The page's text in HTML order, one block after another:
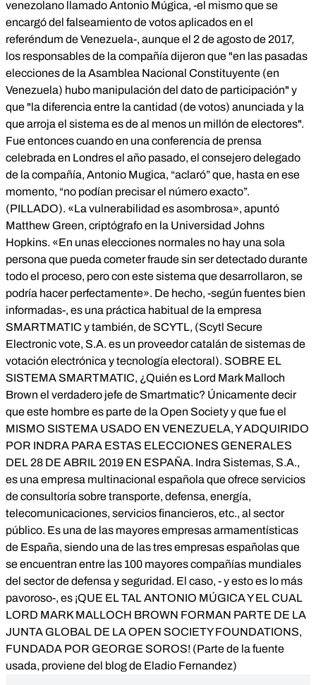
venezolano llamado Antonio Múgica, -el mismo que se
encargó del falseamiento de votos aplicados en el
referéndum de Venezuela-, aunque el 2 de agosto de 2017,
los responsables de la compañía dijeron que "en las pasadas
elecciones de la Asamblea Nacional Constituyente (en
Venezuela) hubo manipulación del dato de participación" y
que "la diferencia entre la cantidad (de votos) anunciada y la
que arroja el sistema es de al menos un millón de electores".
Fue entonces cuando en una conferencia de prensa
celebrada en Londres el año pasado, el consejero delegado
de la compañía, Antonio Mugica, “aclaró” que, hasta en ese
momento, “no podían precisar el número exacto”.
(PILLADO). «La vulnerabilidad es asombrosa», apuntó
Matthew Green, criptógrafo en la Universidad Johns
Hopkins. «En unas elecciones normales no hay una sola
persona que pueda cometer fraude sin ser detectado durante
todo el proceso, pero con este sistema que desarrollaron, se
podría hacer perfectamente». De hecho, -según fuentes bien
informadas-, es una práctica habitual de la empresa
SMARTMATIC y también, de SCYTL, (Scytl Secure
Electronic vote, S.A. es un proveedor catalán de sistemas de
votación electrónica y tecnología electoral). SOBRE EL
SISTEMA SMARTMATIC, ¿Quién es Lord Mark Malloch
Brown el verdadero jefe de Smartmatic? Únicamente decir
que este hombre es parte de la Open Society y que fue el
MISMO SISTEMA USADO EN VENEZUELA, Y ADQUIRIDO
POR INDRA PARA ESTAS ELECCIONES GENERALES
DEL 28 DE ABRIL 2019 EN ESPAÑA. Indra Sistemas, S.A.,
es una empresa multinacional española que ofrece servicios
de consultoría sobre transporte, defensa, energía,
telecomunicaciones, servicios financieros, etc., al sector
público. Es una de las mayores empresas armamentísticas
de España, siendo una de las tres empresas españolas que
se encuentran entre las 100 mayores compañías mundiales
del sector de defensa y seguridad. El caso, - y esto es lo más
pavoroso-, es ¡QUE EL TAL ANTONIO MÚGICA Y EL CUAL
LORD MARK MALLOCH BROWN FORMAN PARTE DE LA
JUNTA GLOBAL DE LA OPEN SOCIETY FOUNDATIONS,
FUNDADA POR GEORGE SOROS! (Parte de la fuente
usada, proviene del blog de Eladio Fernandez)